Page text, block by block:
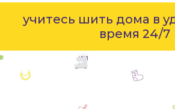
учитесь шить дома в
время 24/7